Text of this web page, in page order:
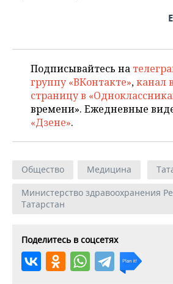
Подписывайтесь на
группу «ВКонтакте»,канал
страницу в
времени». Ежедневные
«Дзене».
Общество Медицина
Министерство здравоохранения
Татарстан
Поделитесь в соцсетях